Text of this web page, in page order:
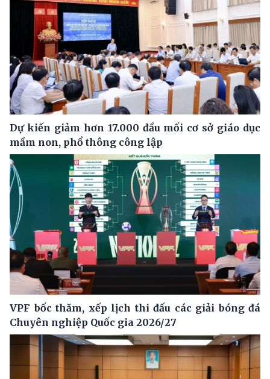
Dự kiến giảm hơn 17.000 đầu mối cơ sở giáo dục
mầm non, phổ thông công lập
VPF bốc thăm, xếp lịch thi đấu các giải bóng đá
Chuyên nghiệp Quốc gia 2026/27